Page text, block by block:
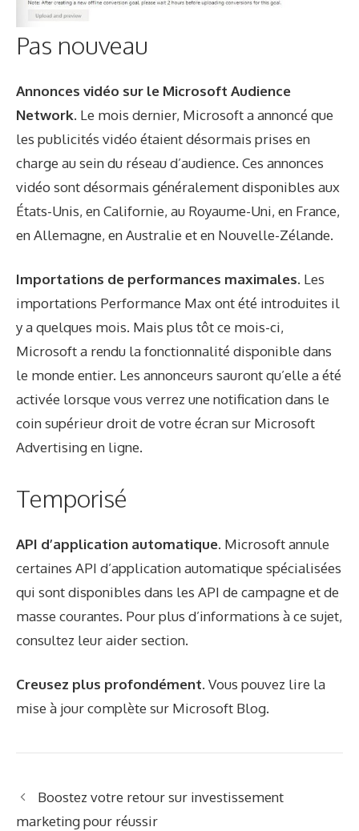
Pas nouveau
Annonces vidéo sur le Microsoft Audience
Network. Le mois dernier, Microsoft a annoncé que
les publicités vidéo étaient désormais prises en
charge au sein du réseau d’audience. Ces annonces
vidéo sont désormais généralement disponibles aux
États-Unis, en Californie, au Royaume-Uni, en France,
en Allemagne, en Australie et en Nouvelle-Zélande.
Importations de performances maximales. Les
importations Performance Max ont été introduites il
y a quelques mois. Mais plus tôt ce mois-ci,
Microsoft a rendu la fonctionnalité disponible dans
le monde entier. Les annonceurs sauront qu’elle a été
activée lorsque vous verrez une notification dans le
coin supérieur droit de votre écran sur Microsoft
Advertising en ligne.
Temporisé
API d’application automatique. Microsoft annule
certaines API d’application automatique spécialisées
qui sont disponibles dans les API de campagne et de
masse courantes. Pour plus d’informations à ce sujet,
consultez leuraidersection.
Creusez plus profondément. Vous pouvez lire la
mise à jour complète sur Microsoft Blog.
Boostez votre retour sur investissement
marketing pour réussir